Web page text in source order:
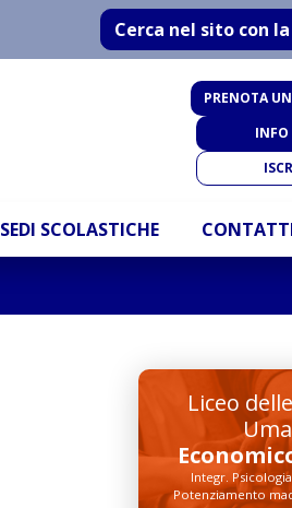
Cerca nel sito con
PRENOTA
INFO
SEDI SCOLASTICHE
Liceo
Integr.
Potenziamento